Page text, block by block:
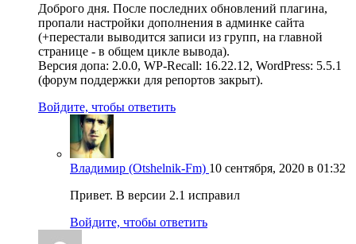
Доброго дня. После последних обновлений плагина,
пропали настройки дополнения в админке сайта
(+перестали выводится записи из групп, на главной
странице - в общем цикле вывода).
Версия допа: 2.0.0, WP-Recall: 16.22.12, WordPress: 5.5.1
(форум поддержки для репортов закрыт).
Войдите, чтобы ответить
Владимир (Otshelnik-Fm) 10 сентября, 2020 в 01:32
Привет. В версии 2.1 исправил
Войдите, чтобы ответить